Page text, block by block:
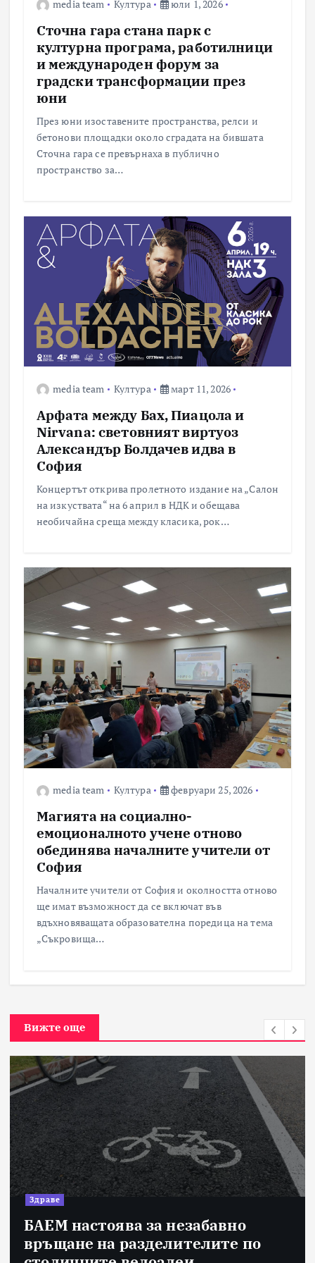
media team Култура юли 1, 2026
Сточна гара стана парк с
културна програма, работилници
и международен форум за
градски трансформации през
юни
През юни изоставените пространства, релси и
бетонови площадки около сградата на бившата
Сточна гара се превърнаха в публично
пространство за…
media team Култура март 11, 2026
Арфата между Бах, Пиацола и
Nirvana: световният виртуоз
Александър Болдачев идва в
София
Концертът открива пролетното издание на „Салон
на изкуствата“ на 6 април в НДК и обещава
необичайна среща между класика, рок…
media team Култура февруари 25, 2026
Магията на социално-
емоционалното учене отново
обединява началните учители от
София
Началните учители от София и околността отново
ще имат възможност да се включат във
вдъхновяващата образователна поредица на тема
„Съкровища…
Вижте още
Здраве
БАЕМ настоява за незабавно
връщане на разделителите по